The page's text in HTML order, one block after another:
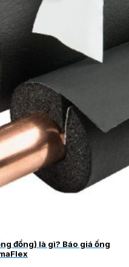
đồng) là gì? Báo giá ống